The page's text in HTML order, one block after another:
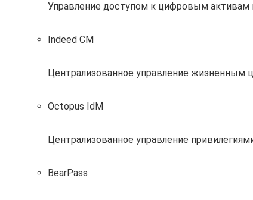
Управление доступом к цифровым
Indeed CM
Централизованное управление жизненным
Octopus IdM
Централизованное управление
BearPass